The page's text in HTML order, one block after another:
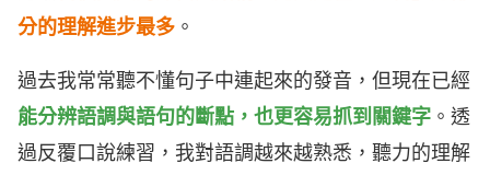
分的理解進步最多 。
過去我常常聽不懂句子中連起來的發音，但現在已經
能分辨語調與語句的斷點，也更容易抓到關鍵字 。透
過反覆口說練習，我對語調越來越熟悉，聽力的理解